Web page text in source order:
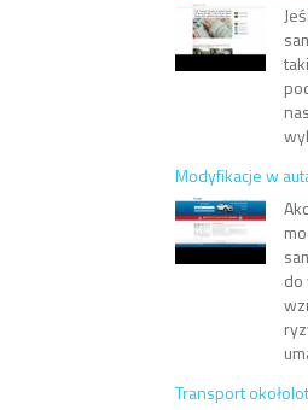
Modyfikacje w
do
Transport